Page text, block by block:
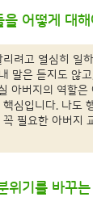
어떻게 대
려고 열심히 일
말은 듣지도 않
아버지의 역할은
심입니다. 나도
필요한 아버지
위기를 바꾸